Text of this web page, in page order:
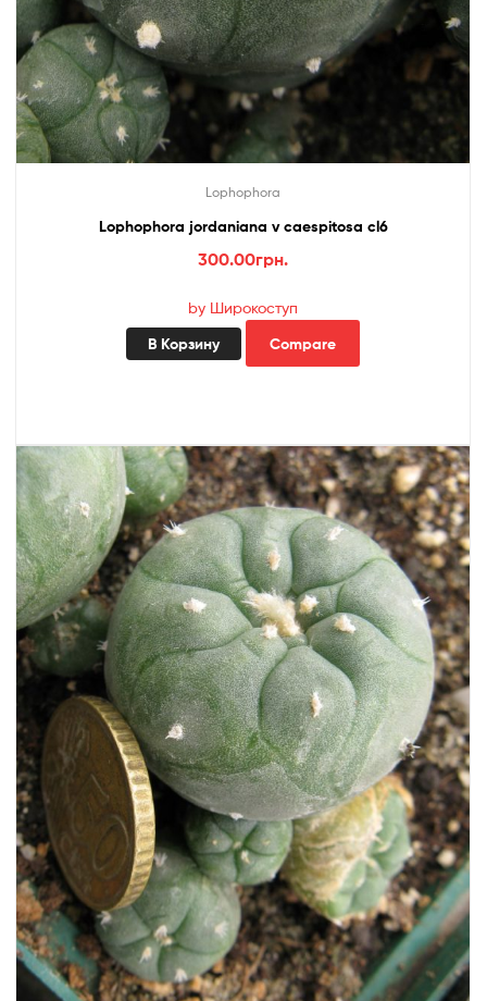
Lophophora
Lophophora jordaniana v caespitosa cl6
300.00грн.
by Широкоступ
В Корзину Compare